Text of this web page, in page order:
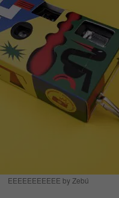
EEEEEEEEEEE by Zebú